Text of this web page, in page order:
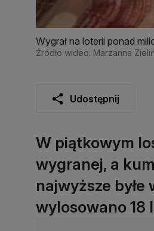
Wygrał na loterii ponad
Źródło wideo: Marzanna
Udostępnij
W piątkowym
wygranej, a
najwyższe
wylosowano 18